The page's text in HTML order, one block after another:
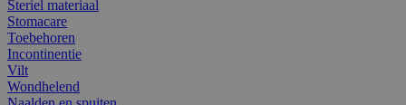
Steriel materiaal
Stomacare
Toebehoren
Incontinentie
Vilt
Wondhelend